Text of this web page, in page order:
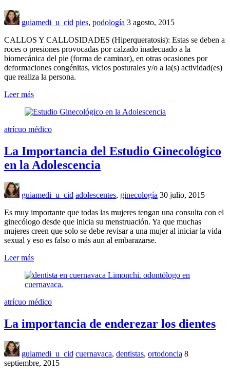
guiamedi_u_cid pies, podología 3 agosto, 2015
CALLOS Y CALLOSIDADES (Hiperqueratosis): Estas se deben a
roces o presiones provocadas por calzado inadecuado a la
biomecánica del pie (forma de caminar), en otras ocasiones por
deformaciones congénitas, vicios posturales y/o a la(s) actividad(es)
que realiza la persona.
Leer más
atrícuo médico
La Importancia del Estudio Ginecológico
en la Adolescencia
guiamedi_u_cid adolescentes, ginecología 30 julio, 2015
Es muy importante que todas las mujeres tengan una consulta con el
ginecólogo desde que inicia su menstruación. Ya que muchas
mujeres creen que solo se debe revisar a una mujer al iniciar la vida
sexual y eso es falso o más aun al embarazarse.
Leer más
atrícuo médico
La importancia de enderezar los dientes
guiamedi_u_cid cuernavaca, dentistas, ortodoncia 8
septiembre, 2015